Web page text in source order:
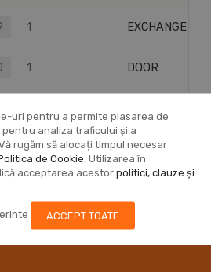
uri pentru a permite plasarea de
analiza traficului și a
rugăm să alocați timpul necesar
de Cookie . Utilizarea în
acceptarea acestor politici, clauze și
ACCEPT TOATE
1 EXCHANGE
1 DOOR
1 WARNING